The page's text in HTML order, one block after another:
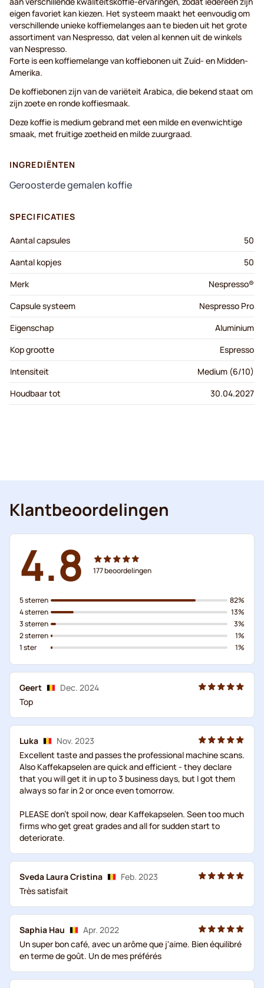
eigen favoriet kan kiezen. Het systeem maakt het eenvoudig om
verschillende unieke koffiemelanges aan te bieden uit het grote
assortiment van Nespresso, dat velen al kennen uit de winkels
van Nespresso.
Forte is een koffiemelange van koffiebonen uit Zuid- en Midden-
Amerika.
De koffiebonen zijn van de variëteit Arabica, die bekend staat om
zijn zoete en ronde koffiesmaak.
Deze koffie is medium gebrand met een milde en evenwichtige
smaak, met fruitige zoetheid en milde zuurgraad.
INGREDIËNTEN
Geroosterde gemalen koffie
SPECIFICATIES
Aantal capsules
50
Aantal kopjes
50
Merk
Nespresso®
Capsule systeem
Nespresso Pro
Eigenschap
Aluminium
Kop grootte
Espresso
Intensiteit
Medium (6/10)
Houdbaar tot
30.04.2027
Klantbeoordelingen
4.8 177beoordelingen
5 sterren
4 sterren
3 sterren
2 sterren
1 ster
82%
13%
3%
1%
1%
Geert
Dec. 2024
Top
Luka
Nov. 2023
Excellent taste and passes the professional machine scans.
Also Kaffekapselen are quick and efficient - they declare
that you will get it in up to 3 business days, but I got them
always so far in 2 or once even tomorrow.
PLEASE don't spoil now, dear Kaffekapselen. Seen too much
firms who get great grades and all for sudden start to
deteriorate.
Sveda Laura Cristina
Feb. 2023
Très satisfait
Saphia Hau
Apr. 2022
Un super bon café, avec un arôme que j'aime. Bien équilibré
en terme de goût. Un de mes préférés